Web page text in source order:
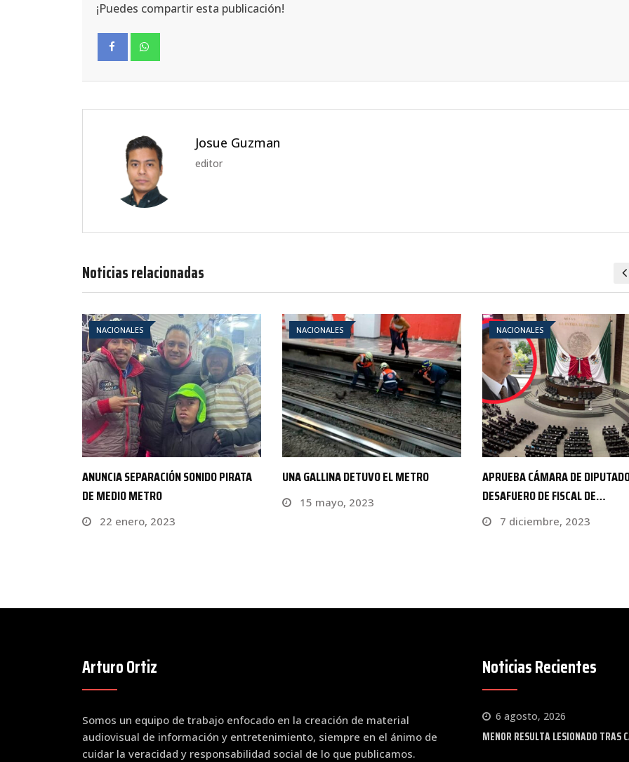
¡Puedes compartir esta publicación!
Josue Guzman
editor
Noticias relacionadas
NACIONALES
UNA GALLINA DETUVO EL METRO
15 mayo, 2023
NACIONALES
APRUEBA CÁMARA DE DIPUTADOS
DESAFUERO DE FISCAL DE…
NACIONALES
CÁMARA DE DIPUTADOS
DICTAMEN SOBRE DESAFUERO
12 diciembre, 2023
Arturo Ortiz
Somos un equipo de trabajo enfocado en la creación de material
audiovisual de información y entretenimiento, siempre en el ánimo de
cuidar la veracidad y responsabilidad social de lo que publicamos.
Noticias Recientes
6 agosto, 2026
MENOR RESULTA LESIONADO TRAS